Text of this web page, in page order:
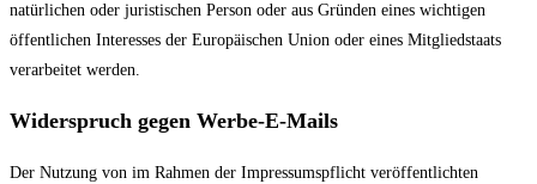
natürlichen oder juristischen Person oder aus Gründen eines wichtigen
öffentlichen Interesses der Europäischen Union oder eines Mitgliedstaats
verarbeitet werden.
Widerspruch gegen Werbe-E-Mails
Der Nutzung von im Rahmen der Impressumspflicht veröffentlichten